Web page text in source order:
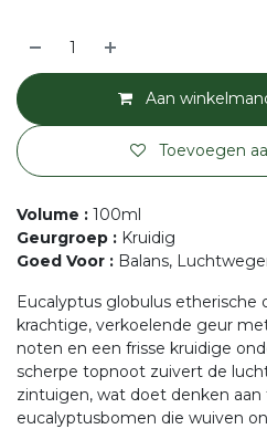
Aan
Toevoegen
Volume : 100ml
Geurgroep : Kruidig
Goed Voor : Balans,
Eucalyptus globulus etherische
krachtige, verkoelende geur
noten en een frisse kruidige
scherpe topnoot zuivert de
zintuigen, wat doet denken
eucalyptusbomen die wuiven